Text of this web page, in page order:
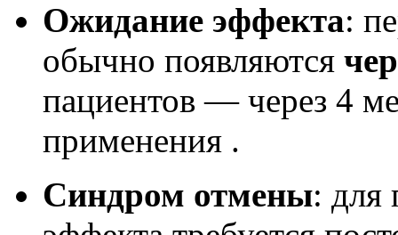
Ожидание эффекта:
обычно появляются
пациентов — через 4
применения .
Синдром отмены: для